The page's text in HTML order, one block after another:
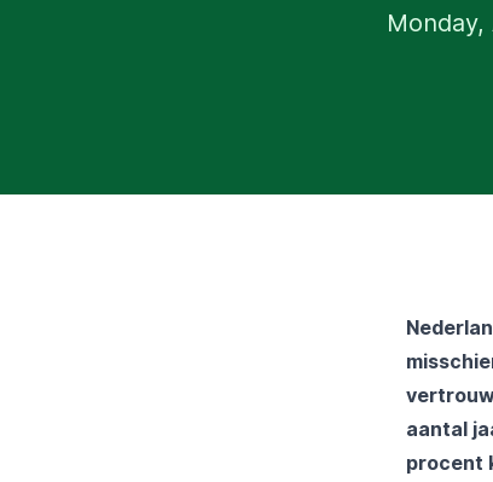
Monday,
aantal
procent